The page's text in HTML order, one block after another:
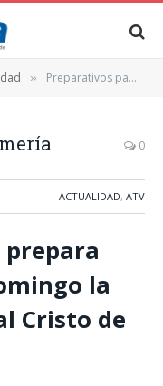
» Preparativos para la Romería
0
ACTUALIDAD, ATV
prepara
la
Cristo de